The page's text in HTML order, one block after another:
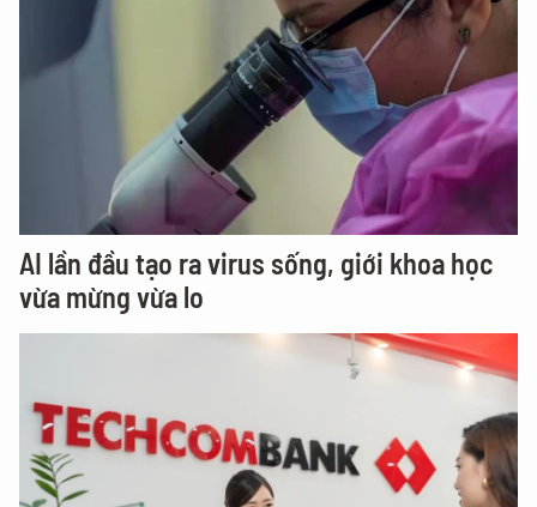
AI lần đầu tạo ra virus sống, giới khoa học
vừa mừng vừa lo